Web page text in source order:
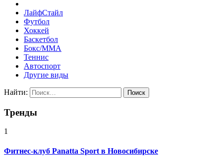
ЛайфСтайл
Футбол
Хоккей
Баскетбол
Бокс/MMA
Теннис
Автоспорт
Другие виды
Найти:
Тренды
1
Фитнес-клуб Panatta Sport в Новосибирске